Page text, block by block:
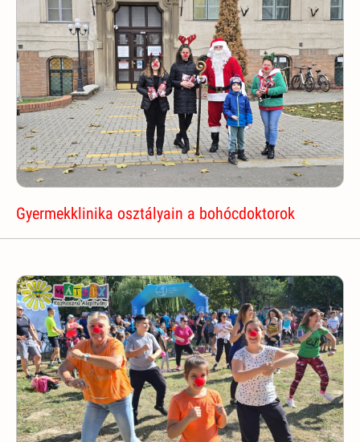
Gyermekklinika osztályain a bohócdoktorok